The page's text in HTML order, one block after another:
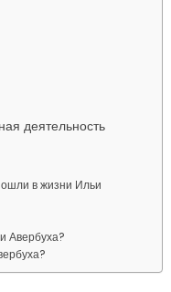
деятельность
в жизни Ильи
Авербуха?